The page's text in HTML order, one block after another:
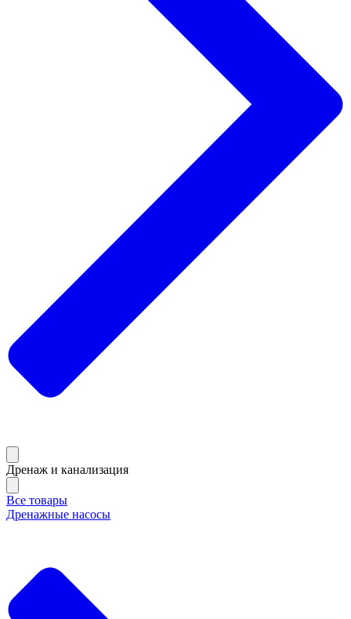
Дренаж и канализация
Все товары
Дренажные насосы